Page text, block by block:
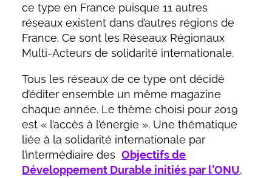
ce type en France puisque 11 autres
réseaux existent dans d’autres régions de
France. Ce sont les Réseaux Régionaux
Multi-Acteurs de solidarité internationale.
Tous les réseaux de ce type ont décidé
d’éditer ensemble un même magazine
chaque année. Le thème choisi pour 2019
est « l’accès à l’énergie ». Une thématique
liée à la solidarité internationale par
l’intermédiaire desObjectifs de
Développement Durable initiés par l’ONU.